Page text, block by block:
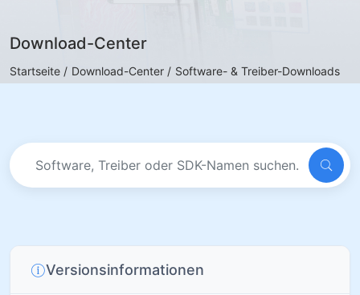
Download-Center
Startseite / Download-Center / Software- & Treiber-Downloads
Versionsinformationen